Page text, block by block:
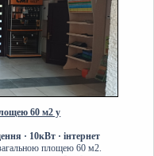
60 м2 у
· 10кВт · інтернет
площею 60 м2.